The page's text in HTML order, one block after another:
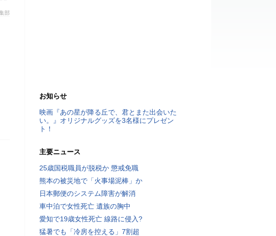
部
お知らせ
映画『あの星が降る丘で、君とまた出会いた
い。』オリジナルグッズを3名様にプレゼン
ト！
主要ニュース
25歳国税職員が脱税か 懲戒免職
熊本の被災地で「火事場泥棒」か
日本郵便のシステム障害が解消
車中泊で女性死亡 遺族の胸中
愛知で19歳女性死亡 線路に侵入?
猛暑でも「冷房を控える」7割超